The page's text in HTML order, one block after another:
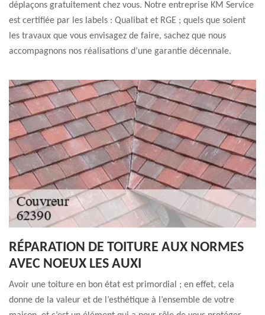
déplaçons gratuitement chez vous. Notre entreprise KM Service
est certifiée par les labels : Qualibat et RGE ; quels que soient
les travaux que vous envisagez de faire, sachez que nous
accompagnons nos réalisations d’une garantie décennale.
RÉPARATION DE TOITURE AUX NORMES
AVEC NOEUX LES AUXI
Avoir une toiture en bon état est primordial ; en effet, cela
donne de la valeur et de l’esthétique à l’ensemble de votre